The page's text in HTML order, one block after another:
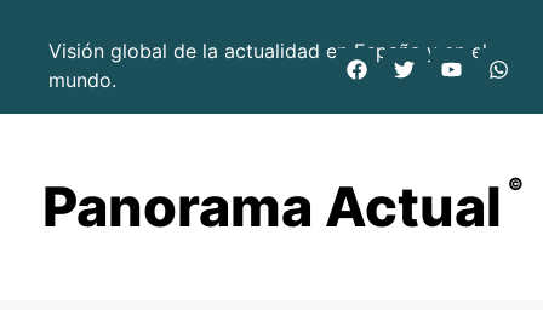
Visión global de la actualidad en España y en el
mundo.
Panorama Actual ©